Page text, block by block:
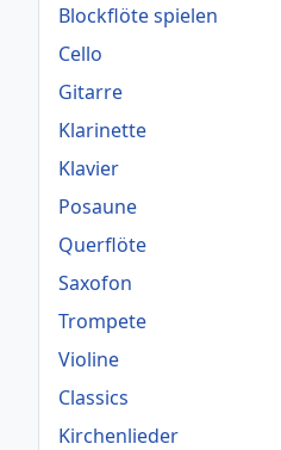
Blockflöte spielen
Cello
Gitarre
Klarinette
Klavier
Posaune
Querflöte
Saxofon
Trompete
Violine
Classics
Kirchenlieder